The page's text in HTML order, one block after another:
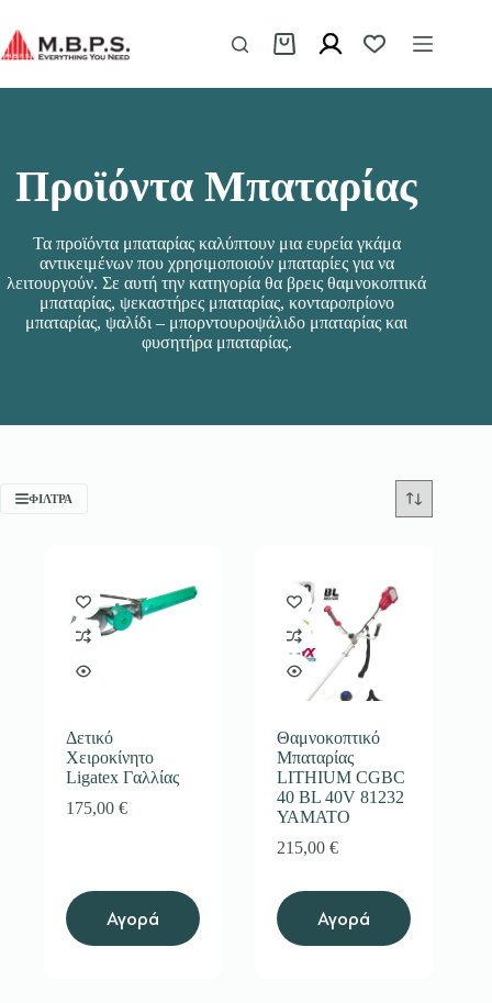
στο
περιεχόμενο
Καλάθι
Προϊόντα Μπαταρίας
Τα προϊόντα μπαταρίας καλύπτουν μια ευρεία γκάμα
αντικειμένων που χρησιμοποιούν μπαταρίες για να
λειτουργούν. Σε αυτή την κατηγορία θα βρεις θαμνοκοπτικά
μπαταρίας, ψεκαστήρες μπαταρίας, κονταροπρίονο
μπαταρίας, ψαλίδι – μπορντουροψάλιδο μπαταρίας και
φυσητήρα μπαταρίας.
ΦΊΛΤΡΑ
Δετικό
Χειροκίνητο
Ligatex Γαλλίας
175,00 €
Αγορά
Θαμνοκοπτικό
Μπαταρίας
LITHIUM CGBC
40 BL 40V 81232
ΥΑΜΑΤΟ
215,00€
Αγορά